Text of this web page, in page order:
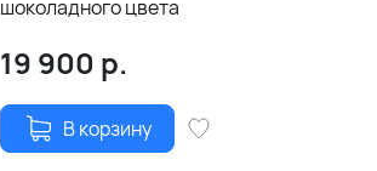
шоколадного цвета
19 900 р.
В корзину